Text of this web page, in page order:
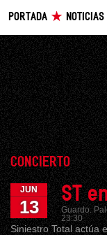
PORTADA NOTICIAS
CONCIERTO
JUN
13
ST
Guardo.
23:30
Siniestro Total actúa